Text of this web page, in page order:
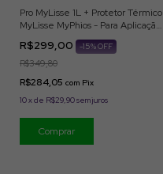
Pro MyLisse 1L + Protetor Térmico
MyLisse MyPhios - Para Aplicação
R$299,00 -15% OFF
R$349,80
R$284,05 com Pix
10xde R$29,90sem juros